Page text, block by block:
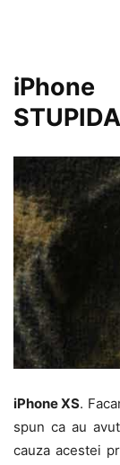
iPhone XS.
spun ca au
cauza acestei